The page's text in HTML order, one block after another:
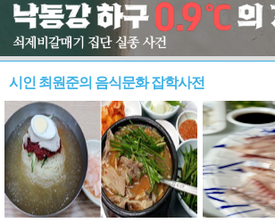
시인 최원준의 음식문화 잡학사전